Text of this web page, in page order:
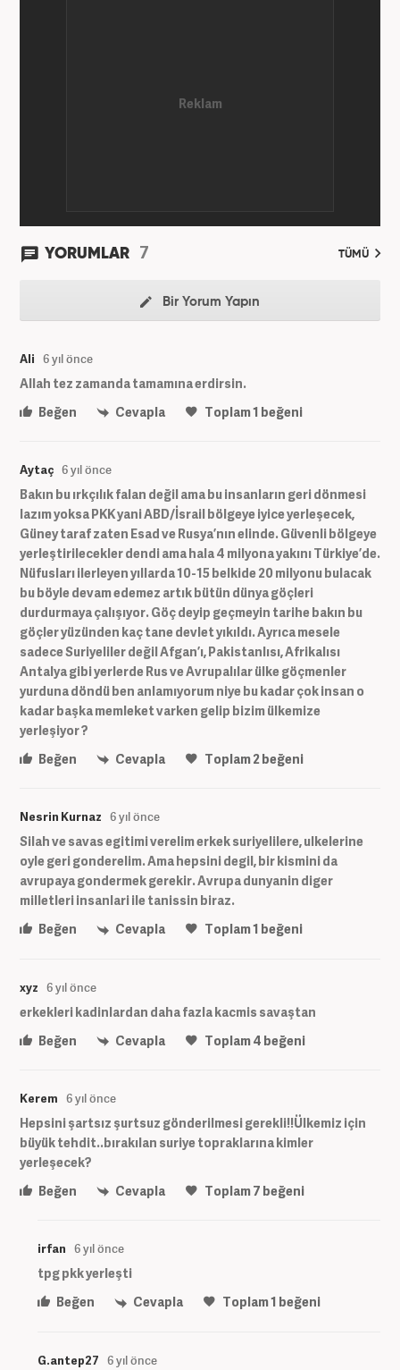
YORUMLAR 7 TÜMÜ
Bir Yorum Yapın
Ali 6 yıl önce
Allah tez zamanda tamamına erdirsin.
Beğen
Cevapla Toplam1 beğeni
Aytaç 6 yıl önce
Bakın bu ırkçılık falan değil ama bu insanların geri dönmesi
lazım yoksa PKK yani ABD/İsrail bölgeye iyice yerleşecek,
Güney taraf zaten Esad ve Rusya’nın elinde. Güvenli bölgeye
yerleştirilecekler dendi ama hala 4 milyona yakını Türkiye’de.
Nüfusları ilerleyen yıllarda 10-15 belkide 20 milyonu bulacak
bu böyle devam edemez artık bütün dünya göçleri
durdurmaya çalışıyor. Göç deyip geçmeyin tarihe bakın bu
göçler yüzünden kaç tane devlet yıkıldı. Ayrıca mesele
sadece Suriyeliler değil Afgan’ı, Pakistanlısı, Afrikalısı
Antalya gibi yerlerde Rus ve Avrupalılar ülke göçmenler
yurduna döndü ben anlamıyorum niye bu kadar çok insan o
kadar başka memleket varken gelip bizim ülkemize
yerleşiyor ?
Beğen
Cevapla Toplam2beğeni
Nesrin Kurnaz 6 yıl önce
Silah ve savas egitimi verelim erkek suriyelilere, ulkelerine
oyle geri gonderelim. Ama hepsini degil, bir kismini da
avrupaya gondermek gerekir. Avrupa dunyanin diger
milletleri insanlari ile tanissin biraz.
Beğen
Cevapla Toplam1 beğeni
xyz 6 yıl önce
erkekleri kadinlardan daha fazla kacmis savaştan
Beğen
Cevapla Toplam4 beğeni
Kerem 6 yıl önce
Hepsini şartsız şurtsuz gönderilmesi gerekli!!Ülkemiz için
büyük tehdit..bırakılan suriye topraklarına kimler
yerleşecek?
Beğen
Cevapla Toplam7 beğeni
irfan 6 yıl önce
tpg pkk yerleşti
Beğen
Cevapla Toplam1 beğeni
G.antep27 6 yıl önce